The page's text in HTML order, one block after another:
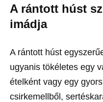
A rántott húst
imádja
A rántott húst
ugyanis tökéletes egy
ételként vagy egy
csirkemellből,